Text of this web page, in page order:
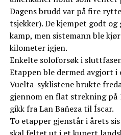
Dagens brudd var på fire
tsjekker). De kjempet godt
kamp, men sistemann ble
kilometer igjen.
Enkelte soloforsøk i
Etappen ble dermed avgjort i
Vuelta-syklistene brukte
gjennom en flat strekning på
gikk fra Lan Bañeza til Íscar.
To etapper gjenstår i årets